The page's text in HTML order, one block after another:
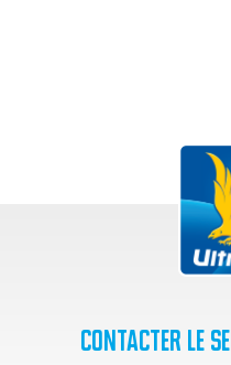
Contacter le